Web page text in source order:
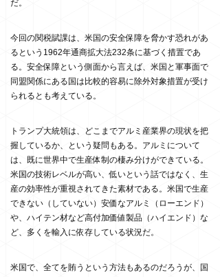
だ。
今回の関税賦課は、米国の安全保障を脅かす恐れがあ
るという1962年通商拡大法232条に基づく措置であ
る。安全保障という側面から言えば、米国と軍事面で
同盟関係にある国は比較的容易に除外対象措置が受け
られるとも考えている。
トランプ大統領は、どこまでアルミ産業界の現状を把
握しているか、という疑問もある。アルミについて
は、既に世界中で生産体制の棲み分けができている。
米国の技術レベルが高い、低いという話ではなく、生
産の効率性が重視されてきた素材である。米国で生産
できない（していない）安価なアルミ（ローエンド）
や、ハイテン材など高付加価値製品（ハイエンド）な
ど、多くを輸入に依存している状況だ。
米国で、全てを賄うという方法もあるのだろうが、国